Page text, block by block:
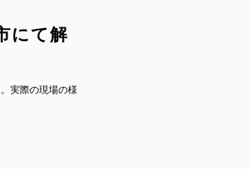
にて解
実際の現場の様